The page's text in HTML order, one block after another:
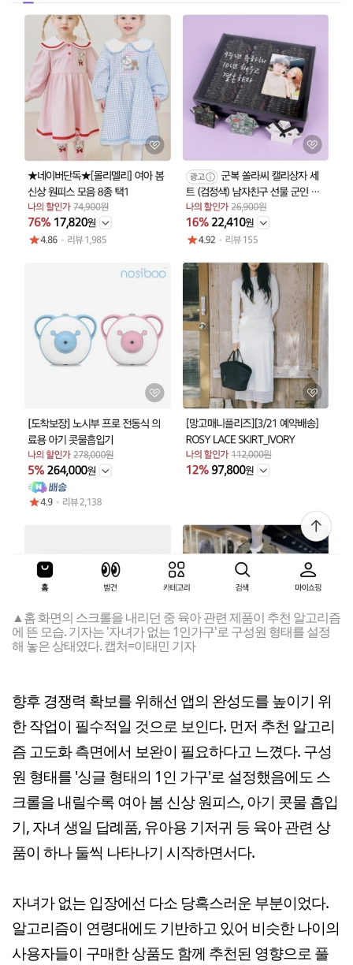
▲홈 화면의 스크롤을 내리던 중 육아 관련 제품이 추천 알고리즘
에 뜬 모습. 기자는 '자녀가 없는 1인가구'로 구성원 형태를 설정
해 놓은 상태였다. 캡처=이태민 기자
향후 경쟁력 확보를 위해선 앱의 완성도를 높이기 위
한 작업이 필수적일 것으로 보인다. 먼저 추천 알고리
즘 고도화 측면에서 보완이 필요하다고 느꼈다. 구성
원 형태를 '싱글 형태의 1인 가구'로 설정했음에도 스
크롤을 내릴수록 여아 봄 신상 원피스, 아기 콧물 흡입
기, 자녀 생일 답례품, 유아용 기저귀 등 육아 관련 상
품이 하나 둘씩 나타나기 시작하면서다.
자녀가 없는 입장에선 다소 당혹스러운 부분이었다.
알고리즘이 연령대에도 기반하고 있어 비슷한 나이의
사용자들이 구매한 상품도 함께 추천된 영향으로 풀